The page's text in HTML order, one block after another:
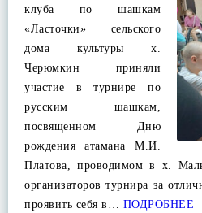
клуба по шашкам
«Ласточки» сельского
дома культуры х.
Черюмкин приняли
участие в турнире по
русским шашкам,
посвященном Дню
рождения атамана М.И.
Платова, проводимом в х.
организаторов турнира за
проявить себя в… ПОДРОБНЕЕ